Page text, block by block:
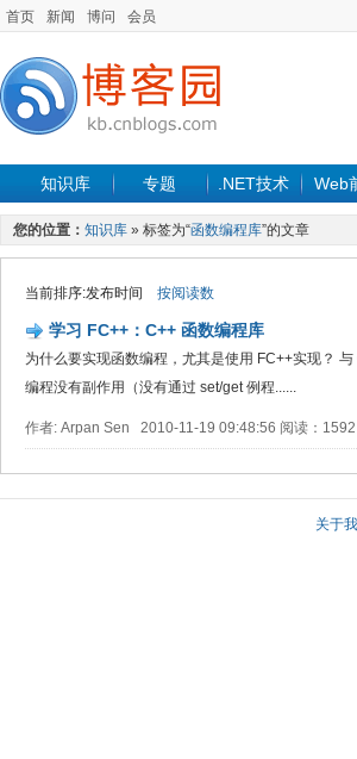
首页 新闻 博问 会员
知识库 专题 .NET技术 Web
您的位置： 知识库 » 标签为“函数编程库”的文章
当前排序:发布时间 按阅读数
学习 FC++：C++ 函数编程库
为什么要实现函数编程，尤其是使用 FC++实现？
编程没有副作用（没有通过 set/get 例程......
作者: Arpan Sen 2010-11-19 09:48:56 阅读：1592
关于